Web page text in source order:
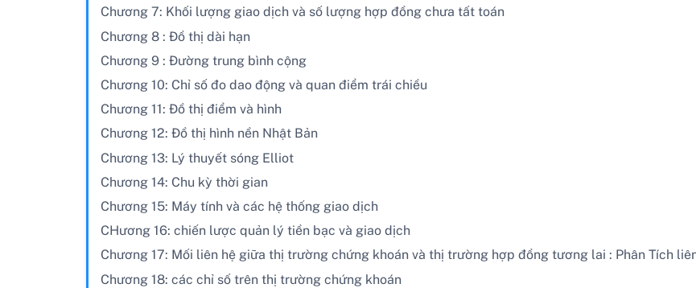
Chương 7: Khối lượng giao dịch và số lượng hợp đồng chưa tất toán
Chương 8 : Đồ thị dài hạn
Chương 9 : Đường trung bình cộng
Chương 10: Chỉ số đo dao động và quan điểm trái chiều
Chương 11: Đồ thị điểm và hình
Chương 12: Đồ thị hình nền Nhật Bản
Chương 13: Lý thuyết sóng Elliot
Chương 14: Chu kỳ thời gian
Chương 15: Máy tính và các hệ thống giao dịch
CHương 16: chiến lược quản lý tiền bạc và giao dịch
Chương 17: Mối liên hệ giữa thị trường chứng khoán và thị trường hợp đồng tương lai : Phân Tích
Chương 18: các chỉ số trên thị trường chứng khoán